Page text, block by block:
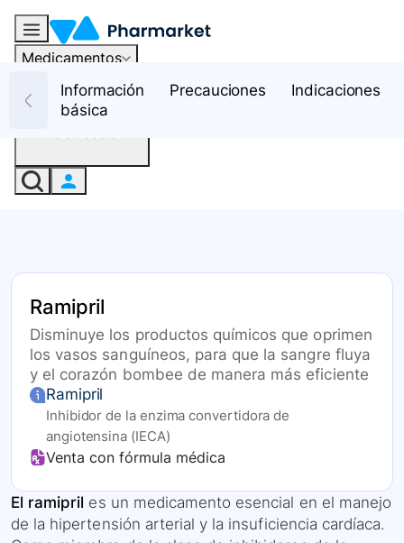
Medicamentos
RecursosInformación
básica
Precauciones Indicaciones
Ramipril
Disminuye los productos químicos que oprimen
los vasos sanguíneos, para que la sangre fluya
y el corazón bombee de manera más eficiente
Ramipril
Inhibidor de la enzima convertidora de
angiotensina (IECA)
Venta con fórmula médica
El ramipril es un medicamento esencial en el manejo
de la hipertensión arterial y la insuficiencia cardíaca.